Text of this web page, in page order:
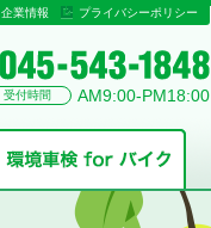
企業情報 プライバシーポリシー
受付時間 AM9:00-PM18:00